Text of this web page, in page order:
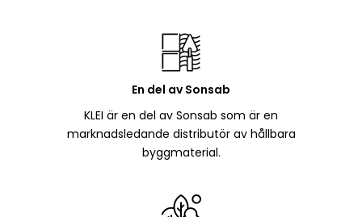
En del av Sonsab
KLEI är en del av Sonsab som är en
marknadsledande distributör av hållbara
byggmaterial.